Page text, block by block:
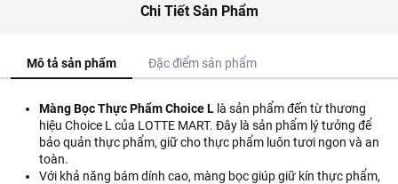
Chi Tiết Sản Phẩm
Mô tả sản phẩm Đặc điểm sản phẩm
Màng Bọc Thực Phẩm Choice L là sản phẩm đến từ thương
hiệu Choice L của LOTTE MART. Đây là sản phẩm lý tưởng để
bảo quản thực phẩm, giữ cho thực phẩm luôn tươi ngon và an
toàn.
Với khả năng bám dính cao, màng bọc giúp giữ kín thực phẩm,